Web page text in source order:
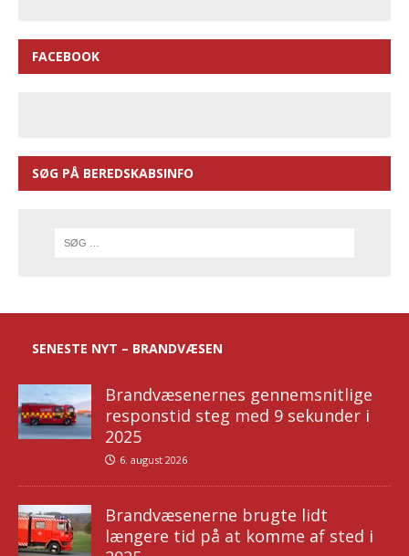
FACEBOOK
SØG PÅ BEREDSKABSINFO
SENESTE NYT – BRANDVÆSEN
Brandvæsenernes gennemsnitlige
responstid steg med 9 sekunder i
2025
6. august 2026
Brandvæsenerne brugte lidt
længere tid på at komme af sted i